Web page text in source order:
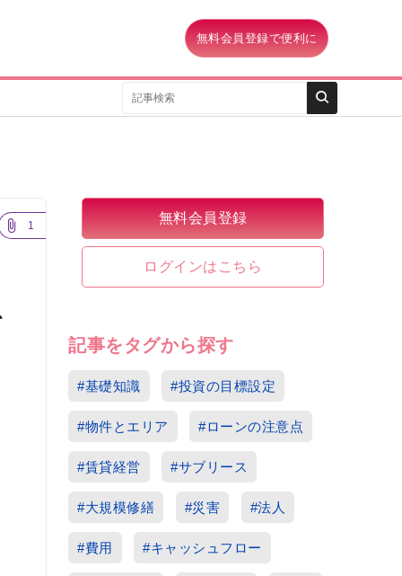
無料会員登録で便利に
1 無料会員登録
ログインはこちら
記事をタグから探す
#基礎知識 #投資の目標設定
#物件とエリア #ローンの注意点
#賃貸経営 #サブリース
#大規模修繕 #災害 #法人
#費用 #キャッシュフロー